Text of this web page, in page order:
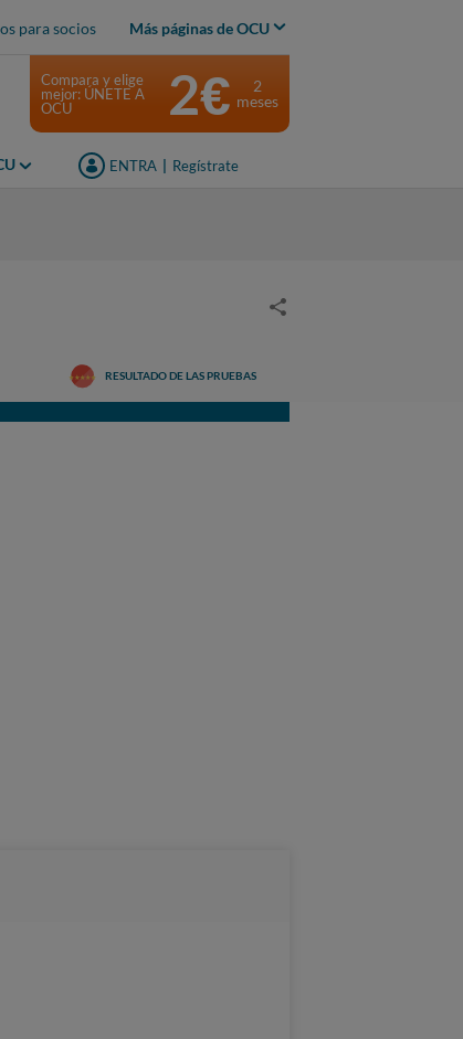
para socios Más páginas de OCU
ENTRA Regístrate
Compara y elige
mejor: ÚNETE A
OCU
2€
2
meses
RESULTADO DE LAS PRUEBAS